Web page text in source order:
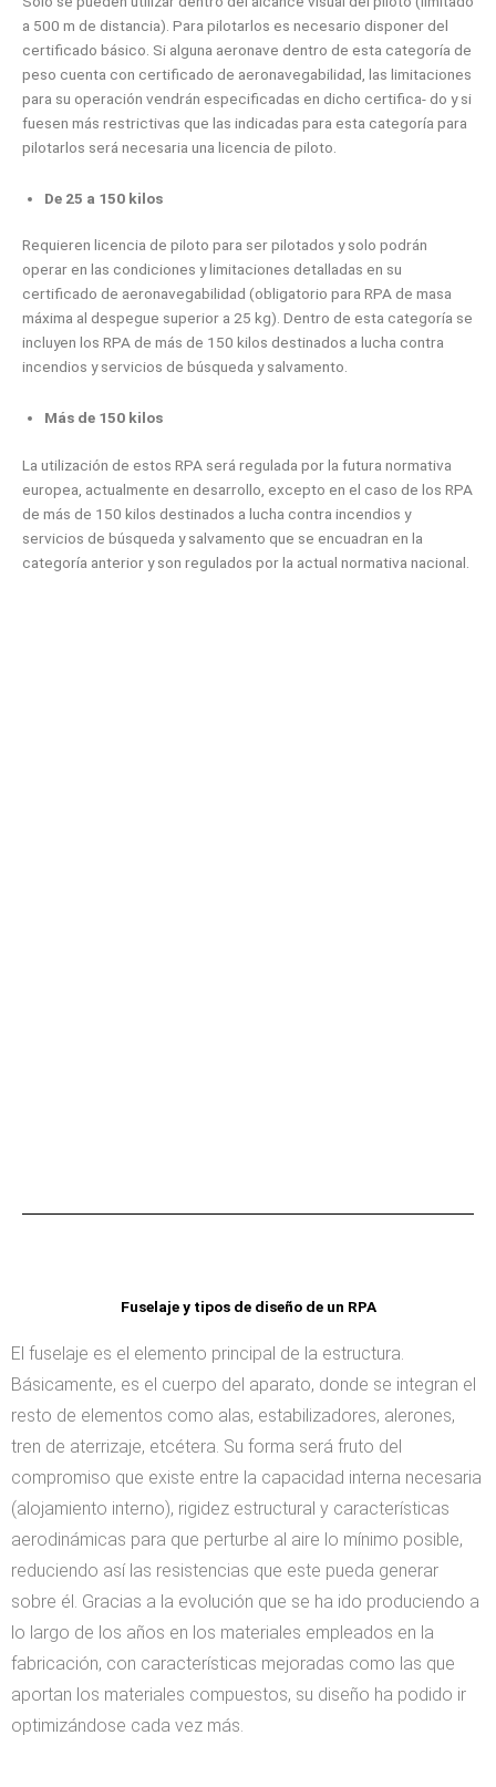
a 500 m de distancia). Para pilotarlos es necesario disponer del
certificado básico. Si alguna aeronave dentro de esta categoría de
peso cuenta con certificado de aeronavegabilidad, las limitaciones
para su operación vendrán especificadas en dicho certifica- do y si
fuesen más restrictivas que las indicadas para esta categoría para
pilotarlos será necesaria una licencia de piloto.
De 25 a 150 kilos
Requieren licencia de piloto para ser pilotados y solo podrán
operar en las condiciones y limitaciones detalladas en su
certificado de aeronavegabilidad (obligatorio para RPA de masa
máxima al despegue superior a 25 kg). Dentro de esta categoría se
incluyen los RPA de más de 150 kilos destinados a lucha contra
incendios y servicios de búsqueda y salvamento.
Más de 150 kilos
La utilización de estos RPA será regulada por la futura normativa
europea, actualmente en desarrollo, excepto en el caso de los RPA
de más de 150 kilos destinados a lucha contra incendios y
servicios de búsqueda y salvamento que se encuadran en la
categoría anterior y son regulados por la actual normativa nacional.
Fuselaje y tipos de diseño de un RPA
El fuselaje es el elemento principal de la estructura.
Básicamente, es el cuerpo del aparato, donde se integran el
resto de elementos como alas, estabilizadores, alerones,
tren de aterrizaje, etcétera. Su forma será fruto del
compromiso que existe entre la capacidad interna necesaria
(alojamiento interno), rigidez estructural y características
aerodinámicas para que perturbe al aire lo mínimo posible,
reduciendo así las resistencias que este pueda generar
sobre él. Gracias a la evolución que se ha ido produciendo a
lo largo de los años en los materiales empleados en la
fabricación, con características mejoradas como las que
aportan los materiales compuestos, su diseño ha podido ir
optimizándose cada vez más.